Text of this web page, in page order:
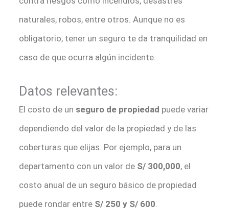
naturales, robos, entre otros. Aunque no es
obligatorio, tener un seguro te da tranquilidad en
caso de que ocurra algún incidente.
Datos relevantes:
El costo de un seguro de propiedad puede variar
dependiendo del valor de la propiedad y de las
coberturas que elijas. Por ejemplo, para un
departamento con un valor de S/ 300,000, el
costo anual de un seguro básico de propiedad
puede rondar entre S/ 250 y S/ 600